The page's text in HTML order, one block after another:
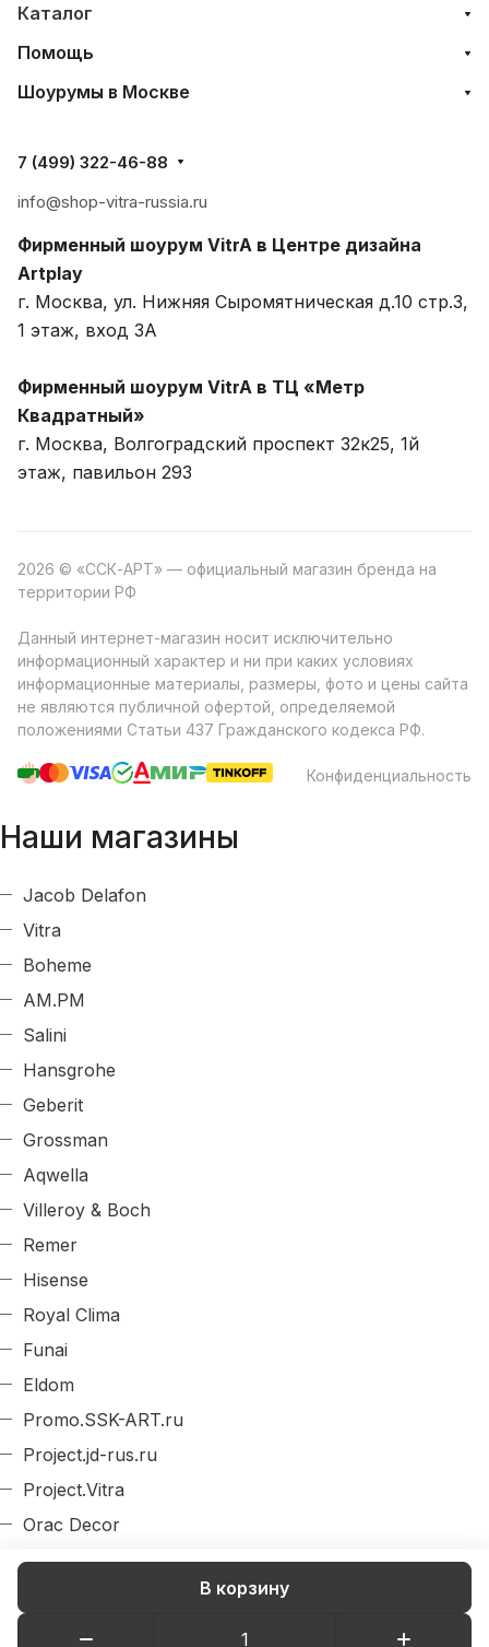
В корзину
Каталог
Помощь
Шоурумы в Москве
7 (499) 322-46-88
info@shop-vitra-russia.ru
Фирменный шоурум VitrA в Центре дизайна
Artplay
г. Москва, ул. Нижняя Сыромятническая д.10 стр.3,
1 этаж, вход 3A
Фирменный шоурум VitrA в ТЦ «Метр
Квадратный»
г. Москва, Волгоградский проспект 32к25, 1й
этаж, павильон 293
2026 © «ССК-АРТ» — официальный магазин бренда на
территории РФ
Данный интернет-магазин носит исключительно
информационный характер и ни при каких условиях
информационные материалы, размеры, фото и цены сайта
не являются публичной офертой, определяемой
положениями Статьи 437 Гражданского кодекса РФ.
Конфиденциальность
Наши магазины
Jacob Delafon
Vitra
Boheme
AM.PM
Salini
Hansgrohe
Geberit
Grossman
Aqwella
Villeroy & Boch
Remer
Hisense
Royal Clima
Funai
Eldom
Promo.SSK-ART.ru
Project.jd-rus.ru
Project.Vitra
Orac Decor
Evroplast